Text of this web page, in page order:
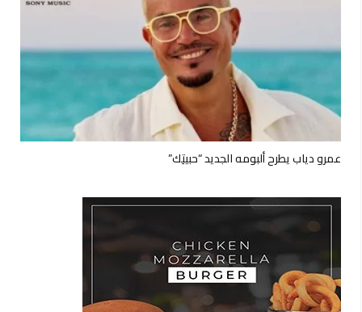
عمرو دياب يطرح ألبومه الجديد “حبيتِك”